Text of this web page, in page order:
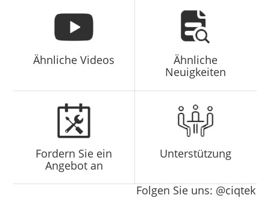
Ähnliche Videos
Ähnliche
Neuigkeiten
Fordern Sie ein
Angebot an
Unterstützung
Folgen Sie uns: @ciqtek